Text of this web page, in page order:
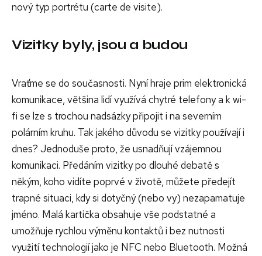
nový typ portrétu (carte de visite).
Vizitky byly, jsou a budou
Vraťme se do současnosti. Nyní hraje prim elektronická
komunikace, většina lidí využívá chytré telefony a k wi-
fi se lze s trochou nadsázky připojit i na severním
polárním kruhu. Tak jakého důvodu se vizitky používají i
dnes? Jednoduše proto, že usnadňují vzájemnou
komunikaci. Předáním vizitky po dlouhé debatě s
někým, koho vidíte poprvé v životě, můžete předejít
trapné situaci, kdy si dotyčný (nebo vy) nezapamatuje
jméno. Malá kartička obsahuje vše podstatné a
umožňuje rychlou výměnu kontaktů i bez nutnosti
využití technologií jako je NFC nebo Bluetooth. Možná